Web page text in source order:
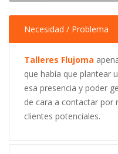
Necesidad / Problema
Talleres Flujoma
que había que plantear
esa presencia y poder
de cara a contactar por
clientes potenciales.